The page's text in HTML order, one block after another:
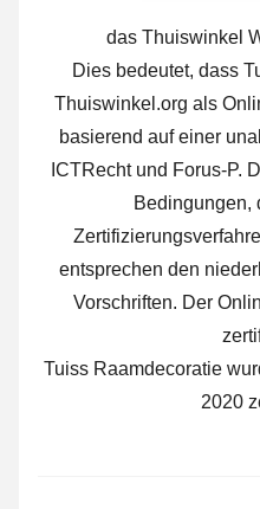
das Thuiswinkel
Dies bedeutet, dass
Thuiswinkel.org als
basierend auf einer
ICTRecht und Forus-P.
Bedingungen,
entsprechen den
Vorschriften. Der
Tuiss Raamdecoratie
2020